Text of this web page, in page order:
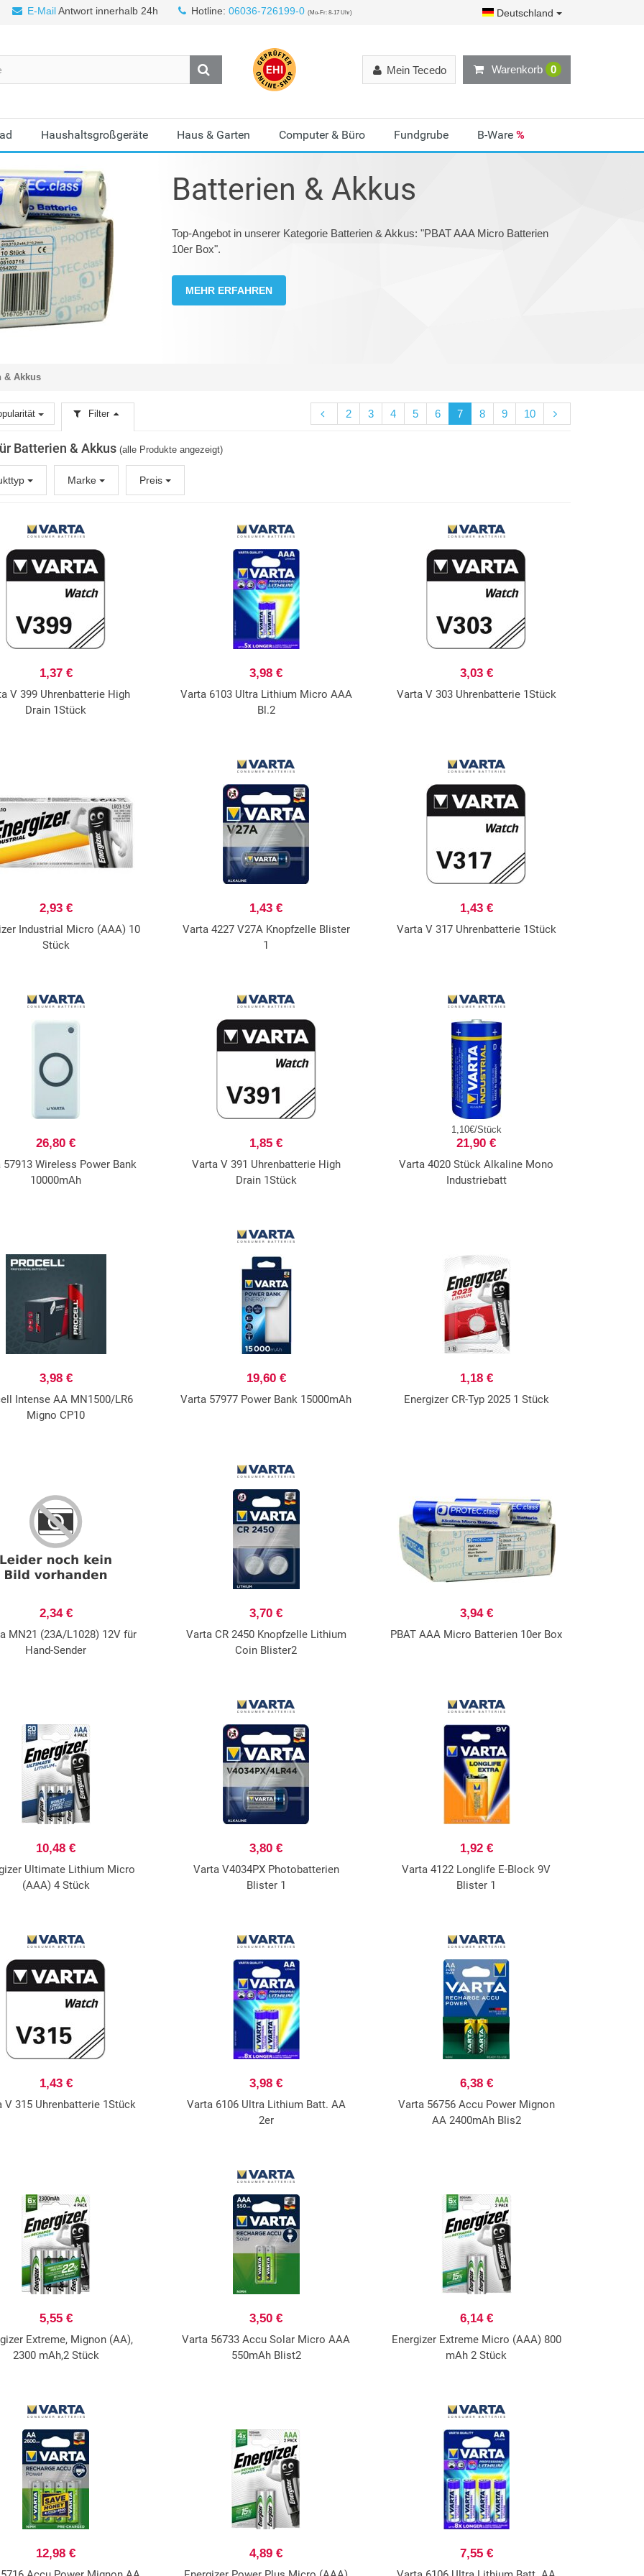
E-MailAntwort innerhalb 24h Hotline: 06036-726199-0 (Mo-Fr: 8-17 Uhr) Deutschland
Warenkorb 0
Mein Tecedo
Haushaltsgroßgeräte Haus & Garten Computer & Büro Fundgrube B-Ware %
Batterien & Akkus
Top-Angebot in unserer Kategorie Batterien & Akkus: "PBAT AAA Micro Batterien
10er Box".
MEHR ERFAHREN
& Akkus
2 3 4 5 6 7 8 9 10
Filter
Batterien & Akkus (alle Produkte angezeigt)
Marke Preis
1,37 €
V 399 Uhrenbatterie High
Drain 1Stück
3,98 €
Varta 6103 Ultra Lithium Micro AAA
Bl.2
3,03 €
Varta V 303 Uhrenbatterie 1Stück
2,93 €
Industrial Micro (AAA) 10
Stück
1,43 €
Varta 4227 V27A Knopfzelle Blister
1
1,43 €
Varta V 317 Uhrenbatterie 1Stück
26,80 €
57913 Wireless Power Bank
10000mAh
1,85 €
Varta V 391 Uhrenbatterie High
Drain 1Stück
1,10€/Stück
21,90 €
Varta 4020 Stück Alkaline Mono
Industriebatt
3,98 €
Intense AA MN1500/LR6
Migno CP10
19,60 €
Varta 57977 Power Bank 15000mAh
1,18 €
Energizer CR-Typ 2025 1 Stück
2,34 €
MN21 (23A/L1028) 12V für
Hand-Sender
3,70 €
Varta CR 2450 Knopfzelle Lithium
Coin Blister2
3,94 €
PBAT AAA Micro Batterien 10er Box
10,48 €
Ultimate Lithium Micro
(AAA) 4 Stück
3,80 €
Varta V4034PX Photobatterien
Blister 1
1,92 €
Varta 4122 Longlife E-Block 9V
Blister 1
1,43 €
V 315 Uhrenbatterie 1Stück
3,98 €
Varta 6106 Ultra Lithium Batt. AA
2er
6,38 €
Varta 56756 Accu Power Mignon
AA 2400mAh Blis2
5,55 €
Extreme, Mignon (AA),
2300 mAh,2 Stück
3,50 €
Varta 56733 Accu Solar Micro AAA
550mAh Blist2
6,14 €
Energizer Extreme Micro (AAA) 800
mAh 2 Stück
12,98 € 4,89 € 7,55 €